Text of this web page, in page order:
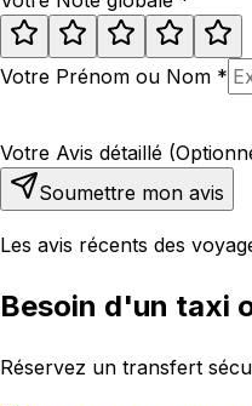
Votre Prénom ou Nom *
Votre Avis détaillé
Soumettre mon avis
Les avis récents des
Besoin d'un taxi
Réservez un transfert